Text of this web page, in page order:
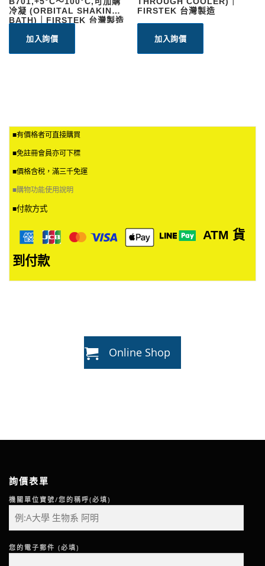
冷凝 (ORBITAL SHAKING
BATH)｜FIRSTEK 台灣製造
加入詢價
FIRSTEK 台灣製造
加入詢價
■有價格者可直接購買
■免註冊會員亦可下標
■價格含稅，滿三千免運
■購物功能使用說明
■付款方式
ATM 貨
到付款
Online Shop
詢價表單
機關單位寶號/您的稱呼(必填)
您的電子郵件 (必填)